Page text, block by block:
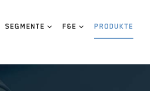
SEGMENTE F&E PRODUKTE